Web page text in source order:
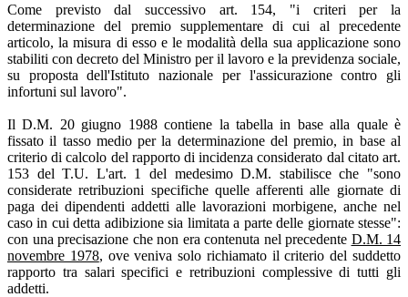
Come previsto dal successivo art. 154, "i criteri per la
determinazione del premio supplementare di cui al precedente
articolo, la misura di esso e le modalità della sua applicazione sono
stabiliti con decreto del Ministro per il lavoro e la previdenza sociale,
su proposta dell'Istituto nazionale per l'assicurazione contro gli
infortuni sul lavoro".
Il D.M. 20 giugno 1988 contiene la tabella in base alla quale è
fissato il tasso medio per la determinazione del premio, in base al
criterio di calcolo del rapporto di incidenza considerato dal citato art.
153 del T.U. L'art. 1 del medesimo D.M. stabilisce che "sono
considerate retribuzioni specifiche quelle afferenti alle giornate di
paga dei dipendenti addetti alle lavorazioni morbigene, anche nel
caso in cui detta adibizione sia limitata a parte delle giornate stesse":
con una precisazione che non era contenuta nel precedente D.M. 14
novembre 1978, ove veniva solo richiamato il criterio del suddetto
rapporto tra salari specifici e retribuzioni complessive di tutti gli
addetti.